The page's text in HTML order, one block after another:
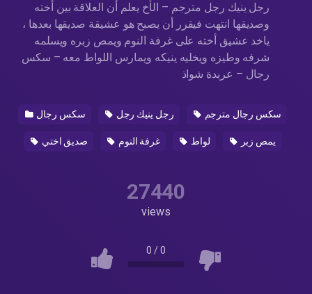
رجل ينيك رجل مترجم – الأخ يعلم أن العلاقة بين أخته
وصديقها انتهت فيقرر أن يصبح هو عشيقة صديقها بعدها ،
ياخد عشيق أخته على غرفة النوم ويمص زبره ويسلمه
شرفه وطيزه ويخليه ينيكه ويمارس اللواط معه – سكس
رجال – عربدة شواذ
سكس رجال رجل ينيك رجل سكس رجال مترجم
صديق اختي غرفة النوم لواط يمص زبر
27440
views
0 /0